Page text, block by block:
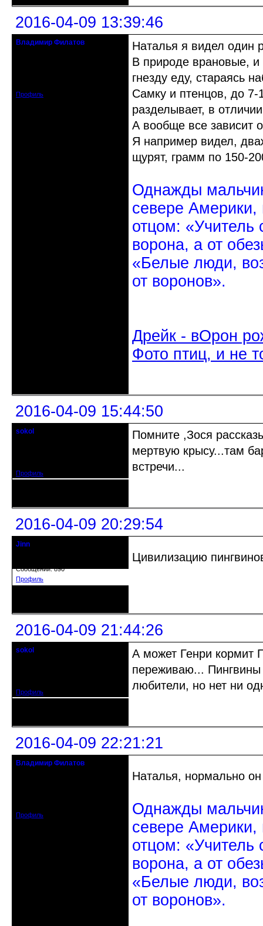
2016-04-09 13:39:46
Владимир Филатов
Профиль
Наталья я видел один
В природе врановые,
гнезду еду, стараясь
Самку и птенцов, до
разделывает, в
А вообще все зависит
Я например видел,
щурят, грамм по 150-
Однажды
севере
отцом: «Учитель
ворона, а от
«Белые люди,
от воронов».
Дрейк - вОрон
Фото птиц, и не
2016-04-09 15:44:50
sokol
Профиль
Помните ,Зося
мертвую крысу...там
встречи...
2016-04-09 20:29:54
Jinn
Сообщений: 890
Профиль
Цивилизацию
2016-04-09 21:44:26
sokol
Профиль
А может Генри кормит
переживаю... Пингвины
любители, но нет ни
2016-04-09 22:21:21
Владимир Филатов
Профиль
Наталья, нормально
Однажды
севере
отцом: «Учитель
ворона, а от
«Белые люди,
от воронов».